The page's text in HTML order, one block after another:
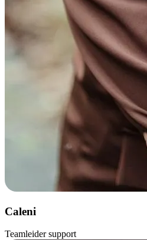
Caleni
Teamleider support